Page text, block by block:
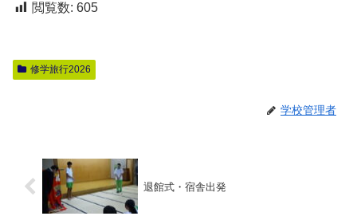
閲覧数: 605
修学旅行2026
学校管理者
退館式・宿舎出発